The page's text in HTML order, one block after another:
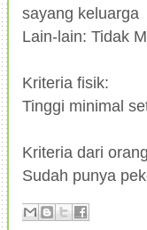
sayang keluarga
Lain-lain: Tidak
Kriteria fisik:
Tinggi minimal
Kriteria dari
Sudah punya